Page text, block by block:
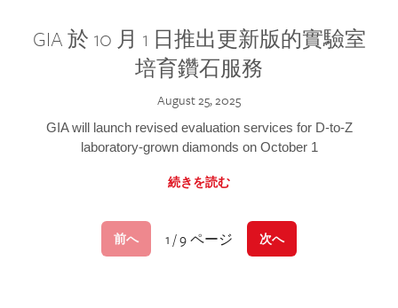
GIA 於 10 月 1 日推出更新版的實驗室
培育鑽石服務
August 25, 2025
GIA will launch revised evaluation services for D-to-Z
laboratory-grown diamonds on October 1
続きを読む
前へ 1 / 9 ページ 次へ